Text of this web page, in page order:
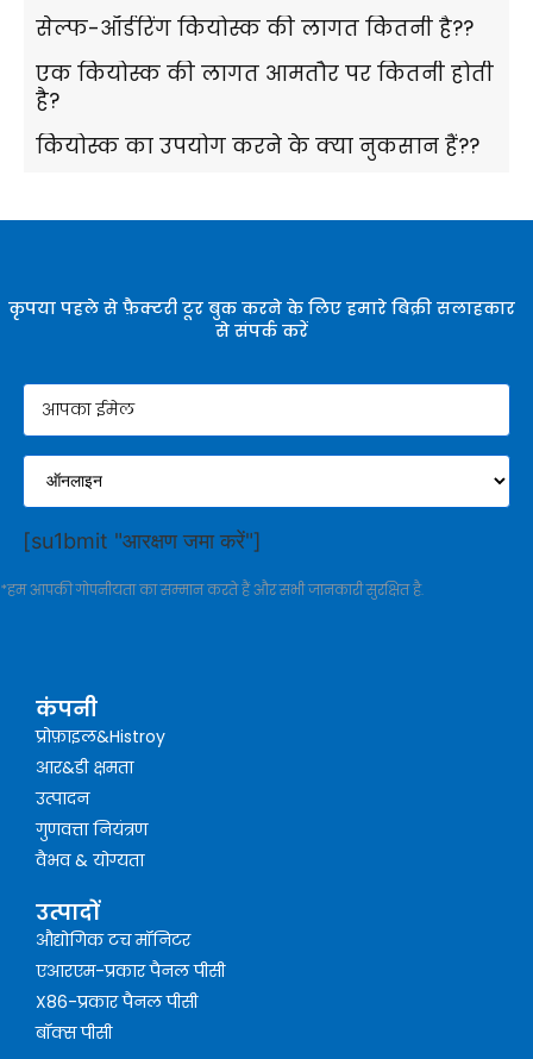
सेल्फ-ऑर्डरिंग कियोस्क की लागत कितनी है??
एक कियोस्क की लागत आमतौर पर कितनी होती
है?
कियोस्क का उपयोग करने के क्या नुकसान हैं??
कृपया पहले से फ़ैक्टरी टूर बुक करने के लिए हमारे बिक्री सलाहकार
से संपर्क करें
[su1bmit "आरक्षण जमा करें"]
*हम आपकी गोपनीयता का सम्मान करते हैं और सभी जानकारी सुरक्षित है.
कंपनी
प्रोफ़ाइल&Histroy
आर&डी क्षमता
उत्पादन
गुणवत्ता नियंत्रण
वैभव & योग्यता
उत्पादों
औद्योगिक टच मॉनिटर
एआरएम-प्रकार पैनल पीसी
X86-प्रकार पैनल पीसी
बॉक्स पीसी